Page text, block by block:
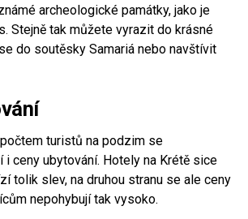
archeologické památky, jako je
Stejně tak můžete vyrazit do krásné
do soutěsky Samariá nebo navštívit
turistů na podzim se
i ceny ubytování. Hotely na Krétě sice
tolik slev, na druhou stranu se ale ceny
nepohybují tak vysoko.